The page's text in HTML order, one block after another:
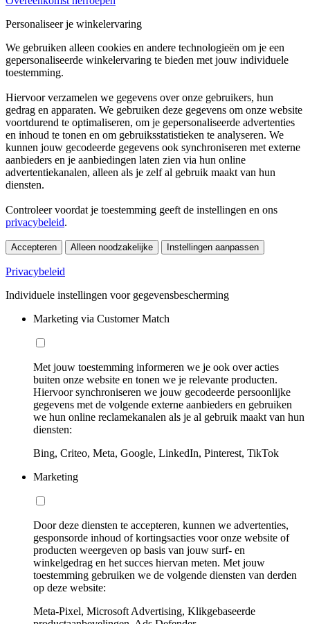
Personaliseer je winkelervaring
We gebruiken alleen cookies en andere technologieën om je een
gepersonaliseerde winkelervaring te bieden met jouw individuele
toestemming.
Hiervoor verzamelen we gegevens over onze gebruikers, hun
gedrag en apparaten. We gebruiken deze gegevens om onze website
voortdurend te optimaliseren, om je gepersonaliseerde advertenties
en inhoud te tonen en om gebruiksstatistieken te analyseren. We
kunnen jouw gecodeerde gegevens ook synchroniseren met externe
aanbieders en je aanbiedingen laten zien via hun online
advertentiekanalen, alleen als je zelf al gebruik maakt van hun
diensten.
Controleer voordat je toestemming geeft de instellingen en ons
privacybeleid.
Accepteren Alleen noodzakelijke Instellingen aanpassen
Privacybeleid
Individuele instellingen voor gegevensbescherming
Marketing via Customer Match
Met jouw toestemming informeren we je ook over acties
buiten onze website en tonen we je relevante producten.
Hiervoor synchroniseren we jouw gecodeerde persoonlijke
gegevens met de volgende externe aanbieders en gebruiken
we hun online reclamekanalen als je al gebruik maakt van hun
diensten:
Bing, Criteo, Meta, Google, LinkedIn, Pinterest, TikTok
Marketing
Door deze diensten te accepteren, kunnen we advertenties,
gesponsorde inhoud of kortingsacties voor onze website of
producten weergeven op basis van jouw surf- en
winkelgedrag en het succes hiervan meten. Met jouw
toestemming gebruiken we de volgende diensten van derden
op deze website:
Meta-Pixel, Microsoft Advertising, Klikgebaseerde